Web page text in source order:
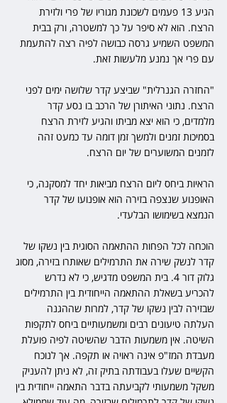
הגיע 13 פעמים לשכונת מגוריו של פרי ולזירת
הרצח. הוא לא סיפר על כך למשטרה, ורק בבית
המשפט השמיע גרסה כבושה לפיה רצה להתעמת
עם פרי אך נמנע מלעשות זאת.
"החזרה הגנרלית" שביצע קדר שלושה ימים לפני
הרצח. נתוני האיתורן של הרכב בו נסע קדר
מלמדים, כי הוא יצא מביתו והגיע לזירת הרצח
בסמיכות זמנים ולמשך זמן דומה עד כמעט זהה
לזמנים המשוערים של יום הרצח.
הראיות ביחס ליום הרצח מביאות יחד למסקנה, כי
האופנוע שנצפה בזירה הוא אופנועו של קדר
הנמצא בשימושו הבלעדי.
הוכחה לכל הפחות ההתאמה הסוגית בין נשקו של
קדר לנשק שירה את התרמילים שאותרו בזירה, מסוג
גלוק דור 4. בית המשפט מדגיש, כי לא נדרש
להכריע בשאלת ההתאמה הייחודית בין התרמילים
שבזירה לבין נשקו של קדר, למרות שההגנה
העלתה טיעונים רבים ומשמעותיים ביחס לתקפות
השיטה. אין משמעות הדבר שהשיטה לפיה פועלת
מעבדת המז"פ אינה ראויה או תקפה. אך לנוכח
הקשיים שעלו בעבודתה בתיק זה, לא ניתן להעניק
משקל משמעותי לקביעתה בדבר התאמה ייחודית בין